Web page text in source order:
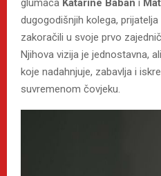
glumaca Katarine Baban i
dugogodišnjih kolega,
zakoračili u svoje prvo
Njihova vizija je jednostavna,
koje nadahnjuje, zabavlja i
suvremenom čovjeku.